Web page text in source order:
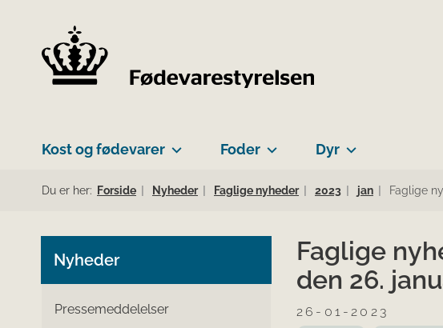
Kost og fødevarer Foder Dyr
Du er her: Forside Nyheder Faglige nyheder 2023 jan Faglige
Nyheder
Pressemeddelelser
Faglige
den 26.
26-01-2023